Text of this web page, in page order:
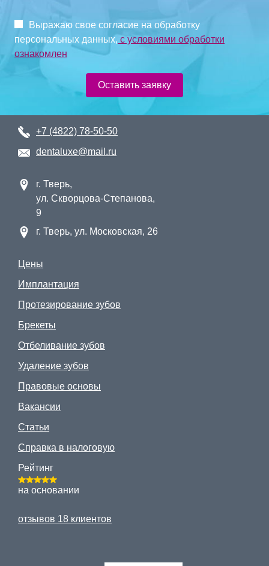
Выражаю свое согласие на обработку
персональных данных, с условиями обработки
ознакомлен
Оставить заявку
+7 (4822) 78-50-50
dentaluxe@mail.ru
г. Тверь,
ул. Скворцова-Степанова,
9
г. Тверь, ул. Московская, 26
Цены
Имплантация
Протезирование зубов
Брекеты
Отбеливание зубов
Удаление зубов
Правовые основы
Вакансии
Статьи
Справка в налоговую
Рейтинг
на основании
отзывов 18 клиентов